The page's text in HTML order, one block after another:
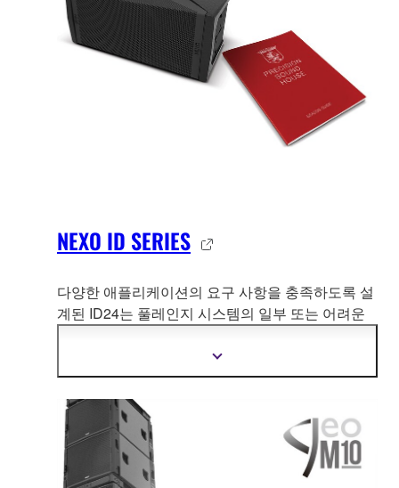
NEXO ID SERIES
다양한 애플리케이션의 요구 사항을 충족하도록 설
계된 ID24는 풀레인지 시스템의 일부 또는 어려운
수평 또는 수직으로 장착된 ID24는 모든 시나리오
에서 뛰어난 성능을 제공합니다.
더
자